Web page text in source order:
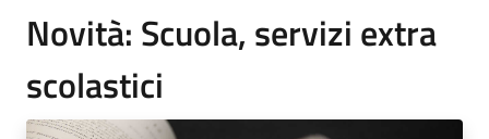
Novità: Scuola, servizi extra
scolastici